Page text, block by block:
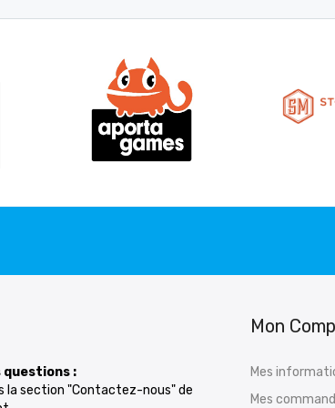
questions :
la section "Contactez-nous" de
Mon
Mes
Mes